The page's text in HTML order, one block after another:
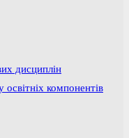
дисциплін
освітніх компонентів